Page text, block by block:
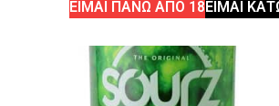
ΕΙΜΑΙ ΠΑΝΩ ΑΠΟ 18ΕΙΜΑΙ